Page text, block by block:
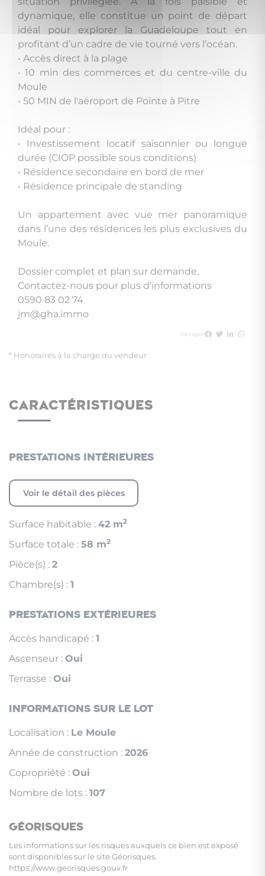
dynamique, elle constitue un point de départ
idéal pour explorer la Guadeloupe tout en
profitant d’un cadre de vie tourné vers l’océan.
• Accès direct à la plage
• 10 min des commerces et du centre-ville du
Moule
• 50 MIN de l'aéroport de Pointe à Pitre
Idéal pour :
• Investissement locatif saisonnier ou longue
durée (CIOP possible sous conditions)
• Résidence secondaire en bord de mer
• Résidence principale de standing
Un appartement avec vue mer panoramique
dans l’une des résidences les plus exclusives du
Moule.
Dossier complet et plan sur demande.
Contactez-nous pour plus d’informations
0590 83 02 74
jm@gha.immo
Partager
* Honoraires à la charge du vendeur
CARACTÉRISTIQUES
Prestations intérieures
Voir le détail des pièces
Surface habitable : 42 m2
Surface totale : 58 m2
Pièce(s) : 2
Chambre(s) : 1
Prestations extérieures
Accès handicapé : 1
Ascenseur : Oui
Terrasse : Oui
Informations sur le lot
Localisation : Le Moule
Année de construction : 2026
Copropriété : Oui
Nombre de lots : 107
Géorisques
Les informations sur les risques auxquels ce bien est exposé
sont disponibles sur le site Géorisques.
https://www.georisques.gouv.fr